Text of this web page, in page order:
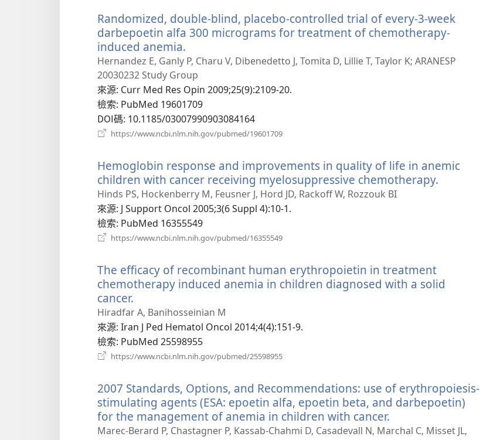
視
窗）
Randomized, double-blind, placebo-controlled trial of every-3-week
darbepoetin alfa 300 micrograms for treatment of chemotherapy-
induced anemia.
啟
新
視
窗）
Hernandez E, Ganly P, Charu V, Dibenedetto J, Tomita D, Lillie T, Taylor K; ARANESP
20030232 Study Group
來源‎: Curr Med Res Opin 2009;25(9):2109-20.
檢索‎: PubMed 19601709
DOI碼‎: 10.1185/03007990903084164
https://www.ncbi.nlm.nih.gov/pubmed/19601709
視
窗）
Hemoglobin response and improvements in quality of life in anemic
children with cancer receiving myelosuppressive chemotherapy.
Hinds PS, Hockenberry M, Feusner J, Hord JD, Rackoff W, Rozzouk BI
來源‎: J Support Oncol 2005;3(6 Suppl 4):10-1.
檢索‎: PubMed 16355549
https://www.ncbi.nlm.nih.gov/pubmed/16355549
視
窗）
The efficacy of recombinant human erythropoietin in treatment
chemotherapy induced anemia in children diagnosed with a solid
cancer.
啟
新
視
窗）
Hiradfar A, Banihosseinian M
來源‎: Iran J Ped Hematol Oncol 2014;4(4):151-9.
檢索‎: PubMed 25598955
https://www.ncbi.nlm.nih.gov/pubmed/25598955
視
窗）
2007 Standards, Options, and Recommendations: use of erythropoiesis-
stimulating agents (ESA: epoetin alfa, epoetin beta, and darbepoetin)
for the management of anemia in children with cancer.
啟
Marec-Berard P, Chastagner P, Kassab-Chahmi D, Casadevall N, Marchal C, Misset JL,